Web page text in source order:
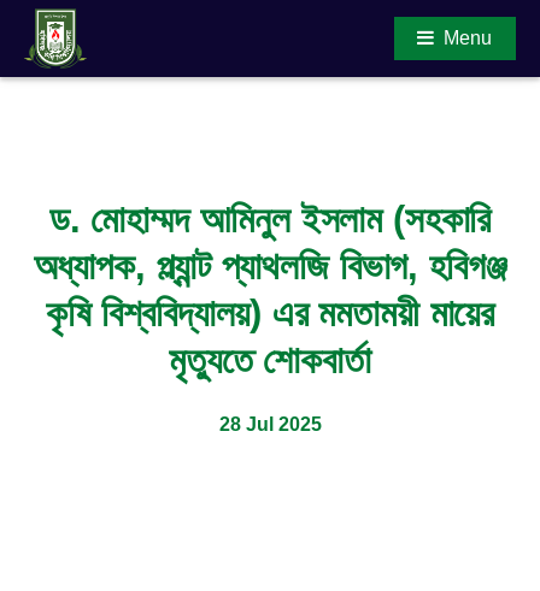
Menu
ড. মোহাম্মদ আমিনুল ইসলাম (সহকারি
অধ্যাপক, প্ল্যান্ট প্যাথলজি বিভাগ, হবিগঞ্জ
কৃষি বিশ্ববিদ্যালয়) এর মমতাময়ী মায়ের
মৃত্যুতে শোকবার্তা
28 Jul 2025